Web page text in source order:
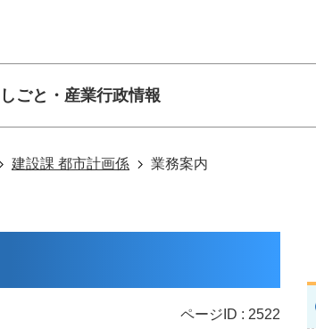
しごと・産業行政情報
建設課 都市計画係 業務案内
ページID : 2522